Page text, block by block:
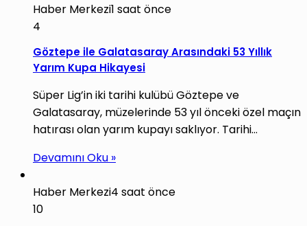
Haber Merkezi1 saat önce
4
Göztepe ile Galatasaray Arasındaki 53 Yıllık
Yarım Kupa Hikayesi
Süper Lig’in iki tarihi kulübü Göztepe ve
Galatasaray, müzelerinde 53 yıl önceki özel maçın
hatırası olan yarım kupayı saklıyor. Tarihi…
Devamını Oku »
Haber Merkezi4 saat önce
10